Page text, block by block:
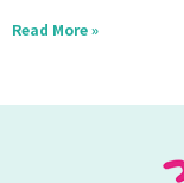
Read More »